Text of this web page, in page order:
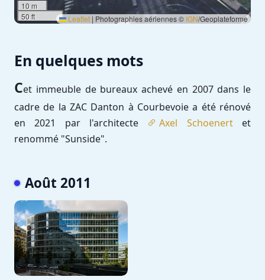
10 m
50 ft
Leaflet | Photographies aériennes © IGN/Geoplateforme
En quelques mots
Cet immeuble de bureaux achevé en 2007 dans le
cadre de la ZAC Danton à Courbevoie a été rénové
en 2021 par l'architecte
Axel Schoenertet
renommé "Sunside".
Août 2011